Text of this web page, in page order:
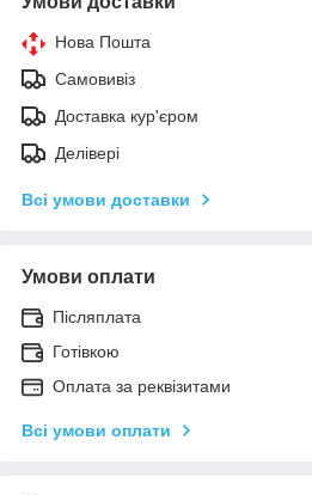
Нова Пошта
Самовивіз
Доставка кур'єром
Делівері
Всі умови доставки
Умови оплати
Післяплата
Готівкою
Оплата за реквізитами
Всі умови оплати